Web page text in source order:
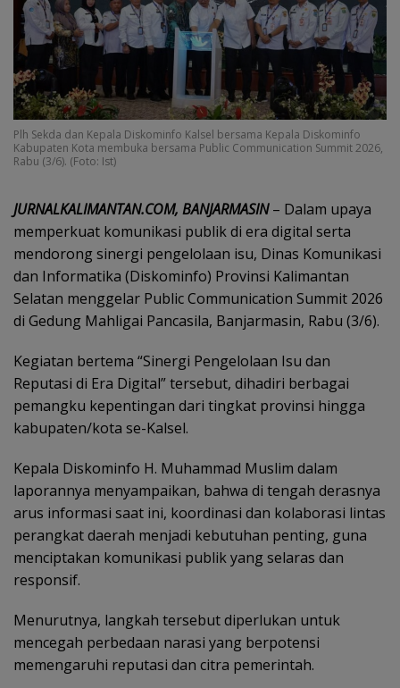
Plh Sekda dan Kepala Diskominfo Kalsel bersama Kepala Diskominfo
Kabupaten Kota membuka bersama Public Communication Summit 2026,
Rabu (3/6). (Foto: Ist)
JURNALKALIMANTAN.COM, BANJARMASIN– Dalam upaya
memperkuat komunikasi publik di era digital serta
mendorong sinergi pengelolaan isu, Dinas Komunikasi
dan Informatika (Diskominfo) Provinsi Kalimantan
Selatan menggelar Public Communication Summit 2026
di Gedung Mahligai Pancasila, Banjarmasin, Rabu (3/6).
Kegiatan bertema “Sinergi Pengelolaan Isu dan
Reputasi di Era Digital” tersebut, dihadiri berbagai
pemangku kepentingan dari tingkat provinsi hingga
kabupaten/kota se-Kalsel.
Kepala Diskominfo H. Muhammad Muslim dalam
laporannya menyampaikan, bahwa di tengah derasnya
arus informasi saat ini, koordinasi dan kolaborasi lintas
perangkat daerah menjadi kebutuhan penting, guna
menciptakan komunikasi publik yang selaras dan
responsif.
Menurutnya, langkah tersebut diperlukan untuk
mencegah perbedaan narasi yang berpotensi
memengaruhi reputasi dan citra pemerintah.